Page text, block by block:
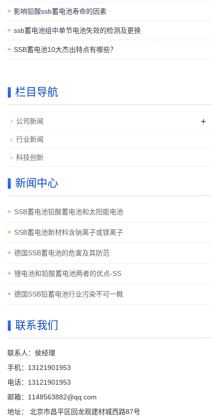
影响铅酸ssb蓄电池寿命的因素
ssb蓄电池组中单节电池失效的检测及更换
SSB蓄电池10大杰出特点有哪些？
栏目导航
公司新闻 +
行业新闻
科技创新
新闻中心
SSB蓄电池铅酸蓄电池和太阳能电池
SSB蓄电池新材料含钠离子或镁离子
德国SSB蓄电池的危害及其防范
锂电池和铅酸蓄电池两者的优点-SS
德国SSB铅蓄电池行业污染不可一概
联系我们
联系人：侯经理
手机：13121901953
电话：13121901953
邮箱：1148563882@qq.com
地址： 北京市昌平区回龙观建材城西路87号